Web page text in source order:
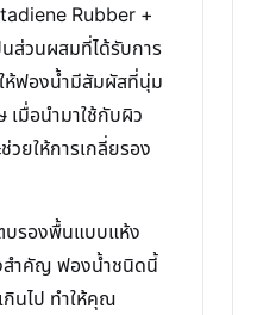
Rubber +
ส่วนผสมที่ได้รับการ
ห้ฟองน้ำมีสัมผัสที่นุ่ม
เมื่อนำมาใช้กับผิว
วยให้การเกลี่ยรอง
บรองพื้นแบบแห้ง
สำคัญ ฟองน้ำชนิดนี้
นไป ทำให้คุณ